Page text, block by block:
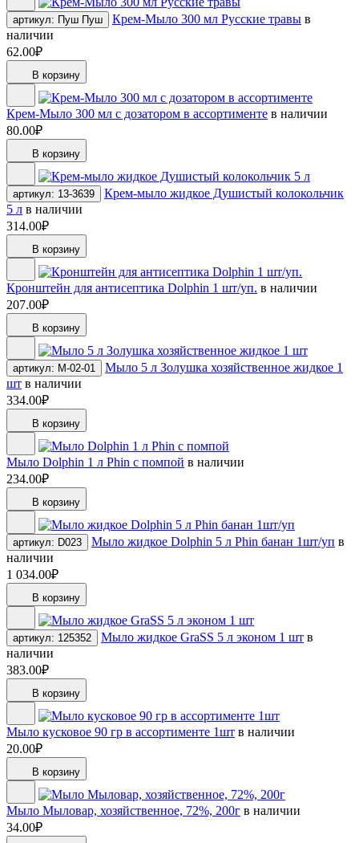
артикул: Пуш Пуш Крем-Мыло 300 мл Русские травы в
наличии
62.00₽
В корзину
Крем-Мыло 300 мл с дозатором в ассортименте в наличии
80.00₽
В корзину
артикул: 13-3639
Крем-мыло жидкое Душистый колокольчик
5 л в наличии
314.00₽
В корзину
Кронштейн для антисептика Dolphin 1 шт/уп. в наличии
207.00₽
В корзину
артикул: М-02-01
Мыло 5 л Золушка хозяйственное жидкое 1
шт в наличии
334.00₽
В корзину
Мыло Dolphin 1 л Phin с помпой в наличии
234.00₽
В корзину
артикул: D023 Мыло жидкое Dolphin 5 л Phin банан 1шт/уп в
наличии
1 034.00₽
В корзину
артикул: 125352 Мыло жидкое GraSS 5 л эконом 1 шт в
наличии
383.00₽
В корзину
Мыло кусковое 90 гр в ассортименте 1шт в наличии
20.00₽
В корзину
Мыло Мыловар, хозяйственное, 72%, 200г в наличии
34.00₽